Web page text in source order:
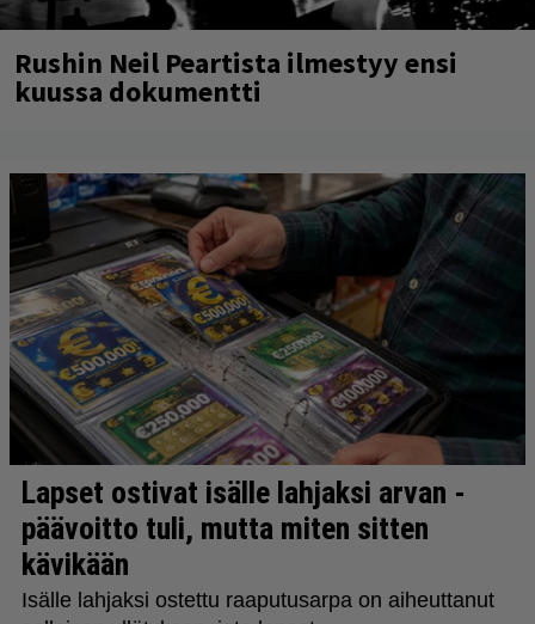
Rushin Neil Peartista ilmestyy ensi
kuussa dokumentti